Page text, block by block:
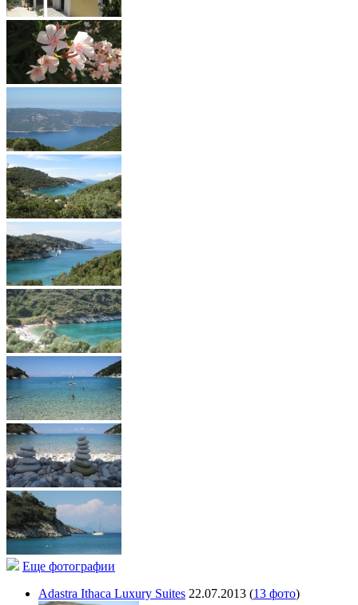
Еще фотографии
Adastra Ithaca Luxury Suites 22.07.2013 (13 фото)